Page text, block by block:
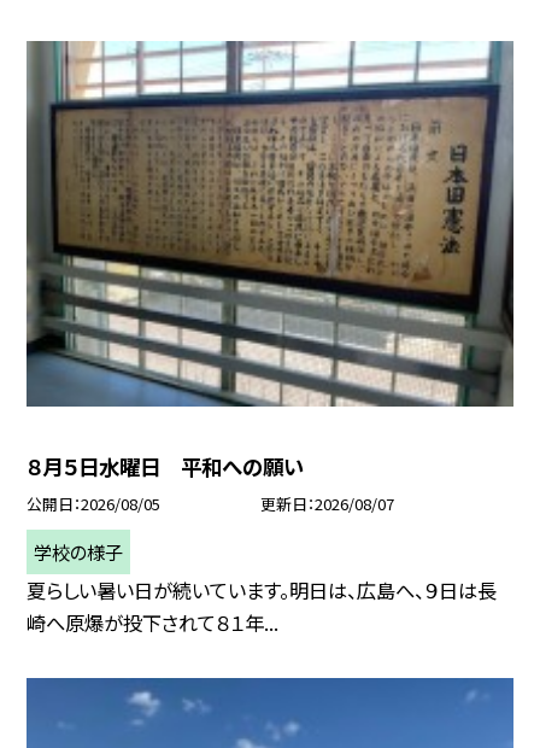
８月５日水曜日 平和への願い
公開日 2026/08/05 更新日 2026/08/07
学校の様子
夏らしい暑い日が続いています。明日は、広島へ、９日は長
崎へ原爆が投下されて８１年...